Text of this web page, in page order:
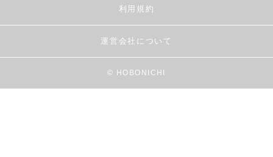
利用規約
運営会社について
© HOBONICHI